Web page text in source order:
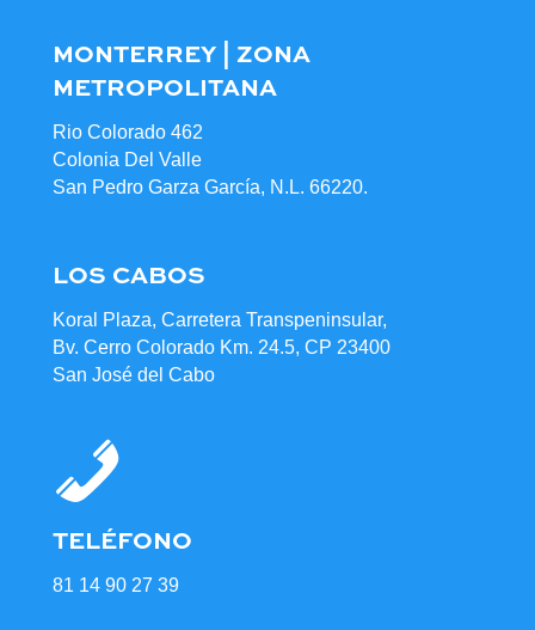
MONTERREY | ZONA
METROPOLITANA
Rio Colorado 462
Colonia Del Valle
San Pedro Garza García, N.L. 66220.
LOS CABOS
Koral Plaza, Carretera Transpeninsular,
Bv. Cerro Colorado Km. 24.5, CP 23400
San José del Cabo
TELÉFONO
81 14 90 27 39